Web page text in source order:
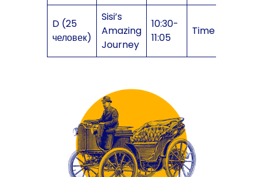
D (25
человек)
Sisi’s
Amazing
Journey
10:30-
11:05
Time Travel